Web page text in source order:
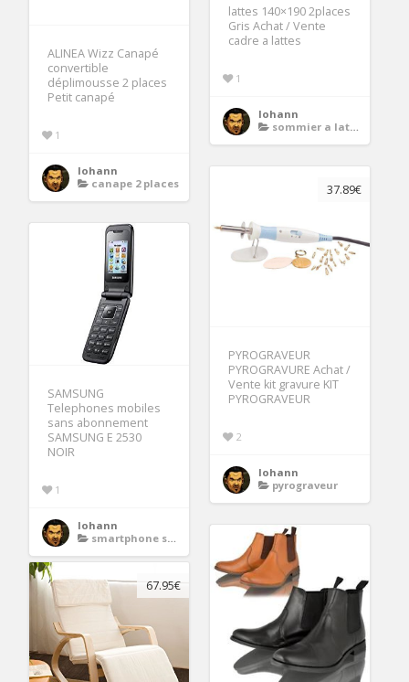
lattes 140×190 2places
Gris Achat / Vente
cadre a lattes
1
lohann
sommier a lattes 140x190
ALINEA Wizz Canapé
convertible
déplimousse 2 places
Petit canapé
1
lohann
canape 2 places
37.89€
PYROGRAVEUR
PYROGRAVURE Achat /
Vente kit gravure KIT
PYROGRAVEUR
2
lohann
pyrograveur
SAMSUNG
Telephones mobiles
sans abonnement
SAMSUNG E 2530
NOIR
1
lohann
smartphone sans abonnement
67.95€